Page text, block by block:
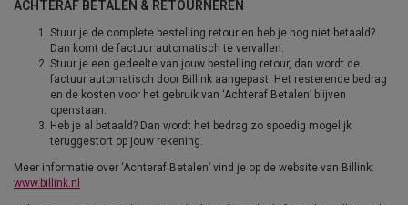
ACHTERAF BETALEN & RETOURNEREN
Stuur je de complete bestelling retour en heb je nog niet betaald?
Dan komt de factuur automatisch te vervallen.
Stuur je een gedeelte van jouw bestelling retour, dan wordt de
factuur automatisch door Billink aangepast. Het resterende bedrag
en de kosten voor het gebruik van ‘Achteraf Betalen’ blijven
openstaan.
Heb je al betaald? Dan wordt het bedrag zo spoedig mogelijk
teruggestort op jouw rekening.
Meer informatie over ‘Achteraf Betalen’ vind je op de website van Billink:
www.billink.nl